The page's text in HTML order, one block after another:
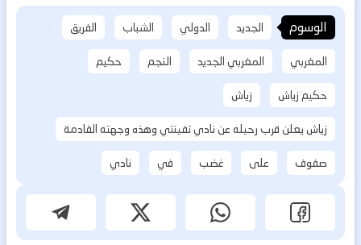
الوسوم الجديد الدولي الشباب
الفريق
المغربي
المغربي الجديد النجم
حكيم
حكيم زياش
زياش
زياش يعلن قرب رحيله عن نادي تفينتي وهذه وجهته القادمة
صفوف
على غضب في نادي